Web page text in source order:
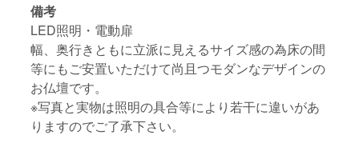
備考
LED照明・電動扉
幅、奥行きともに立派に見えるサイズ感の為床の間
等にもご安置いただけて尚且つモダンなデザインの
お仏壇です。
※写真と実物は照明の具合等により若干に違いがあ
りますのでご了承下さい。